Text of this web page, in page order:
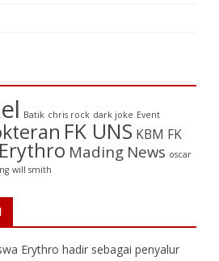
Batik chris rock dark joke Event
FK UNS KBM FK
Mading News oscar
will smith
Erythro hadir sebagai penyalur